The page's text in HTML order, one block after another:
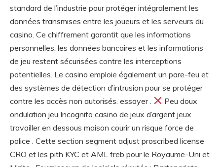
standard de l’industrie pour protéger intégralement les
données transmises entre les joueurs et les serveurs du
casino. Ce chiffrement garantit que les informations
personnelles, les données bancaires et les informations
de jeu restent sécurisées contre les interceptions
potentielles. Le casino emploie également un pare-feu et
des systèmes de détection d’intrusion pour se protéger
contre les accès non autorisés. essayer .
Peu doux
ondulation jeu Incognito casino de jeux d’argent jeux
travailler en dessous maison courir un risque force de
police . Cette section segment adjust proscribed license
CRO et les pith KYC et AML freb pour le Royaume-Uni et